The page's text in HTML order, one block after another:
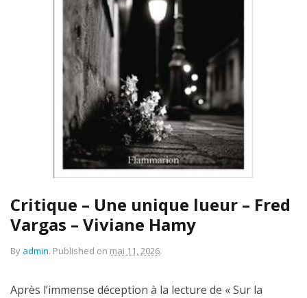
Critique – Une unique lueur – Fred
Vargas – Viviane Hamy
By admin. Published on mai 11, 2026.
Après l’immense déception à la lecture de « Sur la